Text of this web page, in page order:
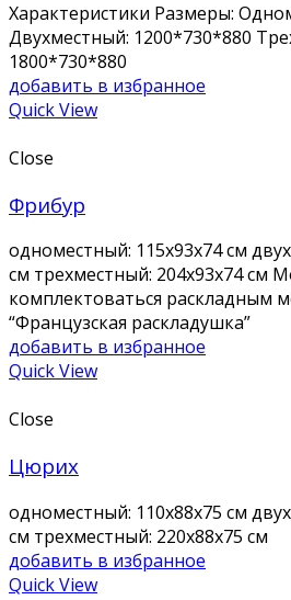
Характеристики Размеры:
Двухместный: 1200*730*880
1800*730*880
добавить в избранное
Quick View
Close
Фрибур
одноместный: 115х93х74 см
см трехместный: 204х93х74 см
комплектоваться раскладным
“Французская раскладушка”
добавить в избранное
Quick View
Close
Цюрих
одноместный: 110х88х75 см
см трехместный: 220х88х75 см
добавить в избранное
Quick View